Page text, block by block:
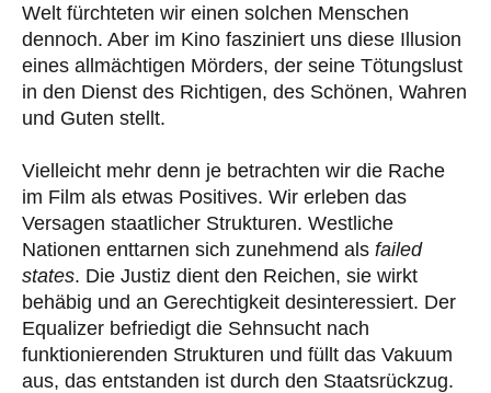
Welt fürchteten wir einen solchen Menschen
dennoch. Aber im Kino fasziniert uns diese Illusion
eines allmächtigen Mörders, der seine Tötungslust
in den Dienst des Richtigen, des Schönen, Wahren
und Guten stellt.
Vielleicht mehr denn je betrachten wir die Rache
im Film als etwas Positives. Wir erleben das
Versagen staatlicher Strukturen. Westliche
Nationen enttarnen sich zunehmend als failed
states. Die Justiz dient den Reichen, sie wirkt
behäbig und an Gerechtigkeit desinteressiert. Der
Equalizer befriedigt die Sehnsucht nach
funktionierenden Strukturen und füllt das Vakuum
aus, das entstanden ist durch den Staatsrückzug.